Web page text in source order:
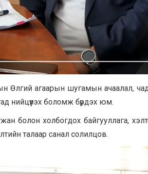
Өлгий агаарын шугамын ачаалал,
нийцүүлэх боломж бүрдэх юм.
болон холбогдох байгууллага,
талаар санал солилцов.